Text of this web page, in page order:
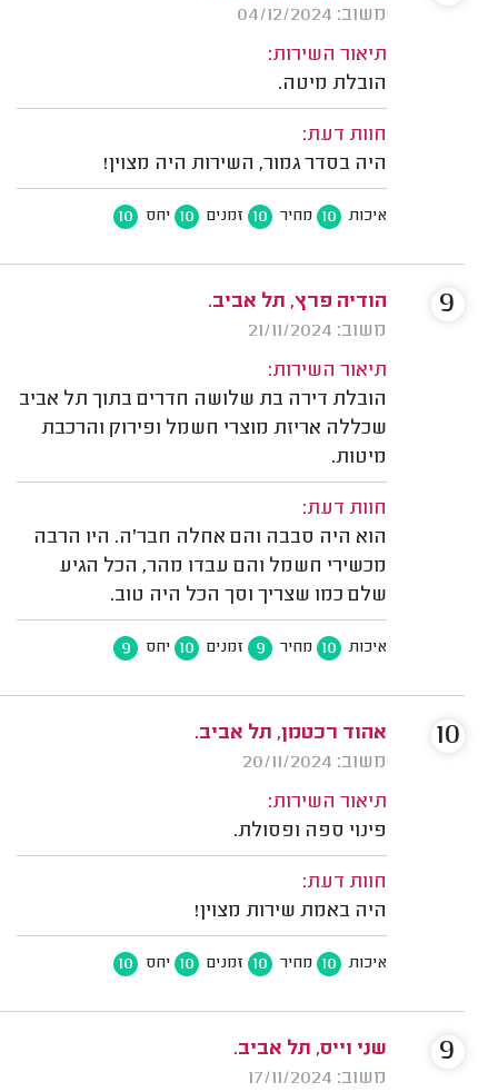
משוב: 04/12/2024
תיאור השירות:
הובלת מיטה.
חוות דעת:
היה בסדר גמור, השירות היה מצוין!
איכות 10 מחיר 10 זמנים 10 יחס 10
הודיה פרץ, תל אביב.
משוב: 21/11/2024
תיאור השירות:
הובלת דירה בת שלושה חדרים בתוך תל אביב
שכללה אריזת מוצרי חשמל ופירוק והרכבת
מיטות.
חוות דעת:
הוא היה סבבה והם אחלה חבר'ה. היו הרבה
מכשירי חשמל והם עבדו מהר, הכל הגיע
שלם כמו שצריך וסך הכל היה טוב.
איכות 10 מחיר 9 זמנים 10 יחס 9
9
אהוד רכטמן, תל אביב.
משוב: 20/11/2024
תיאור השירות:
פינוי ספה ופסולת.
חוות דעת:
היה באמת שירות מצוין!
איכות 10 מחיר 10 זמנים 10 יחס 10
10
שני וייס, תל אביב.
משוב: 17/11/2024
9